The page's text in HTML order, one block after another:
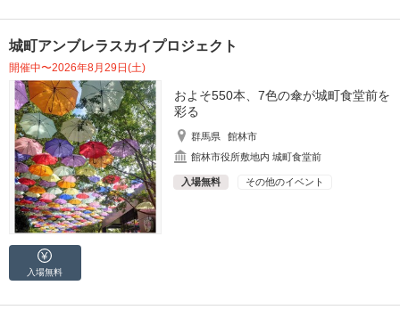
城町アンブレラスカイプロジェクト
開催中〜2026年8月29日(土)
およそ550本、7色の傘が城町食堂前を
彩る
群馬県
館林市
館林市役所敷地内 城町食堂前
入場無料 その他のイベント
入場無料